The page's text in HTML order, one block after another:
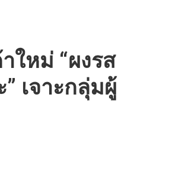
ใหม่ “ผงรส
เจาะกลุ่มผู้